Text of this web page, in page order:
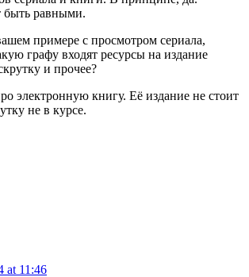
быть равными.
примере с просмотром сериала,
графу входят ресурсы на издание
и прочее?
электронную книгу. Её издание не стоит
не в курсе.
at 11:46